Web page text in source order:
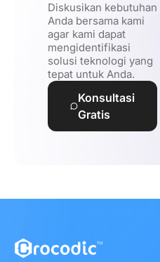
Diskusikan kebutuhan
Anda bersama kami
agar kami dapat
mengidentifikasi
solusi teknologi yang
tepat untuk Anda.
Konsultasi
Gratis